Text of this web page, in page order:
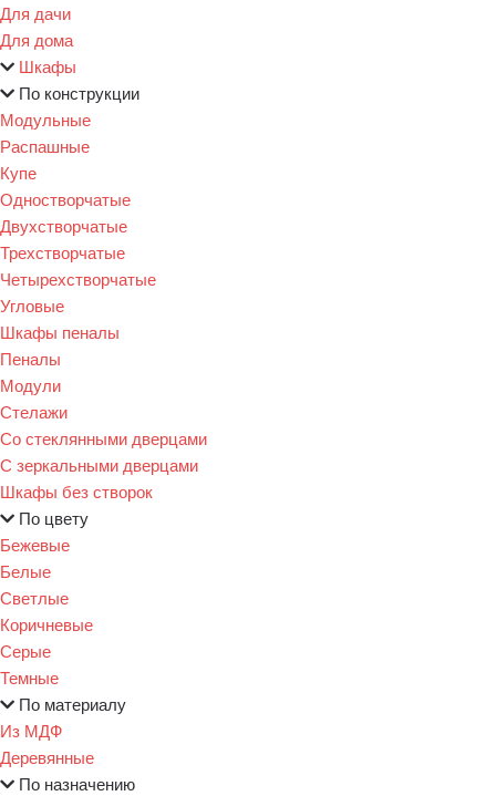
Для дачи
Для дома
Шкафы
По конструкции
Модульные
Распашные
Купе
Одностворчатые
Двухстворчатые
Трехстворчатые
Четырехстворчатые
Угловые
Шкафы пеналы
Пеналы
Модули
Стелажи
Со стеклянными дверцами
С зеркальными дверцами
Шкафы без створок
По цвету
Бежевые
Белые
Светлые
Коричневые
Серые
Темные
По материалу
Из МДФ
Деревянные
По назначению